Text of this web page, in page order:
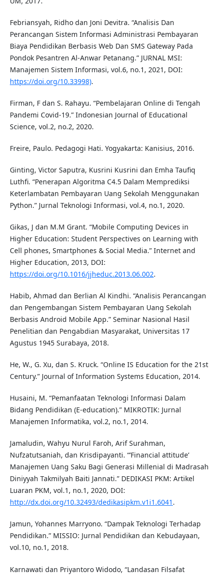
Febriansyah, Ridho dan Joni Devitra. “Analisis Dan
Perancangan Sistem Informasi Administrasi Pembayaran
Biaya Pendidikan Berbasis Web Dan SMS Gateway Pada
Pondok Pesantren Al-Anwar Petanang.” JURNAL MSI:
Manajemen Sistem Informasi, vol.6, no.1, 2021, DOI:
https://doi.org/10.33998).
Firman, F dan S. Rahayu. “Pembelajaran Online di Tengah
Pandemi Covid-19.” Indonesian Journal of Educational
Science, vol.2, no.2, 2020.
Freire, Paulo. Pedagogi Hati. Yogyakarta: Kanisius, 2016.
Ginting, Victor Saputra, Kusrini Kusrini dan Emha Taufiq
Luthfi. “Penerapan Algoritma C4.5 Dalam Memprediksi
Keterlambatan Pembayaran Uang Sekolah Menggunakan
Python.” Jurnal Teknologi Informasi, vol.4, no.1, 2020.
Gikas, J dan M.M Grant. “Mobile Computing Devices in
Higher Education: Student Perspectives on Learning with
Cell phones, Smartphones & Social Media.” Internet and
Higher Education, 2013, DOI:
https://doi.org/10.1016/jjheduc.2013.06.002.
Habib, Ahmad dan Berlian Al Kindhi. “Analisis Perancangan
dan Pengembangan Sistem Pembayaran Uang Sekolah
Berbasis Android Mobile App.” Seminar Nasional Hasil
Penelitian dan Pengabdian Masyarakat, Universitas 17
Agustus 1945 Surabaya, 2018.
He, W., G. Xu, dan S. Kruck. “Online IS Education for the 21st
Century.” Journal of Information Systems Education, 2014.
Husaini, M. “Pemanfaatan Teknologi Informasi Dalam
Bidang Pendidikan (E-education).” MIKROTIK: Jurnal
Manajemen Informatika, vol.2, no.1, 2014.
Jamaludin, Wahyu Nurul Faroh, Arif Surahman,
Nufzatutsaniah, dan Krisdipayanti. “’Financial attitude’
Manajemen Uang Saku Bagi Generasi Millenial di Madrasah
Diniyyah Takmilyah Baiti Jannati.” DEDIKASI PKM: Artikel
Luaran PKM, vol.1, no.1, 2020, DOI:
http://dx.doi.org/10.32493/dedikasipkm.v1i1.6041 .
Jamun, Yohannes Marryono. “Dampak Teknologi Terhadap
Pendidikan.” MISSIO: Jurnal Pendidikan dan Kebudayaan,
vol.10, no.1, 2018.
Karnawati dan Priyantoro Widodo, “Landasan Filsafat